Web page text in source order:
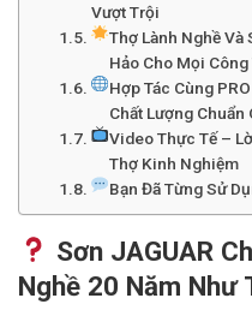
Vượt Trội
Thợ Lành Nghề Và
Hảo Cho Mọi
Hợp Tác Cùng
Chất Lượng Chuẩn
Video Thực Tế –
Thợ Kinh Nghiệm
Bạn Đã Từng Sử
Sơn JAGUAR
Nghề 20 Năm Như